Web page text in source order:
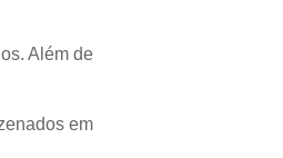
Além de
em